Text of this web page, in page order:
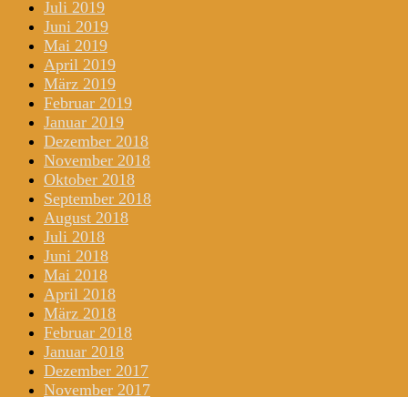
Juli 2019
Juni 2019
Mai 2019
April 2019
März 2019
Februar 2019
Januar 2019
Dezember 2018
November 2018
Oktober 2018
September 2018
August 2018
Juli 2018
Juni 2018
Mai 2018
April 2018
März 2018
Februar 2018
Januar 2018
Dezember 2017
November 2017